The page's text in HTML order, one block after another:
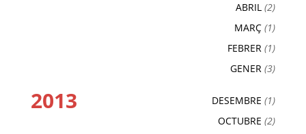
ABRIL (2)
MARÇ (1)
FEBRER (1)
GENER (3)
2013 DESEMBRE (1)
OCTUBRE (2)